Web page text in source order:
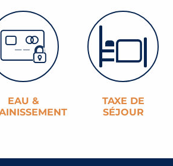
EAU &
TAXE DE
SÉJOUR